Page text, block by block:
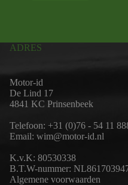
ADRES
Motor-id
De Lind 17
4841 KC Prinsenbeek
Telefoon: +31 (0)76 - 54 11
Email: wim@motor-id.nl
K.v.K: 80530338
B.T.W-nummer:
Algemene voorwaarden